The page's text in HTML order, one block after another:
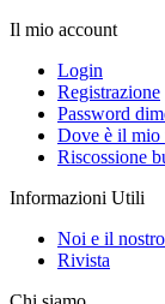
Il mio account
Login
Registrazione
Password
Dove è il mio
Riscossione
Informazioni Utili
Noi e il
Rivista